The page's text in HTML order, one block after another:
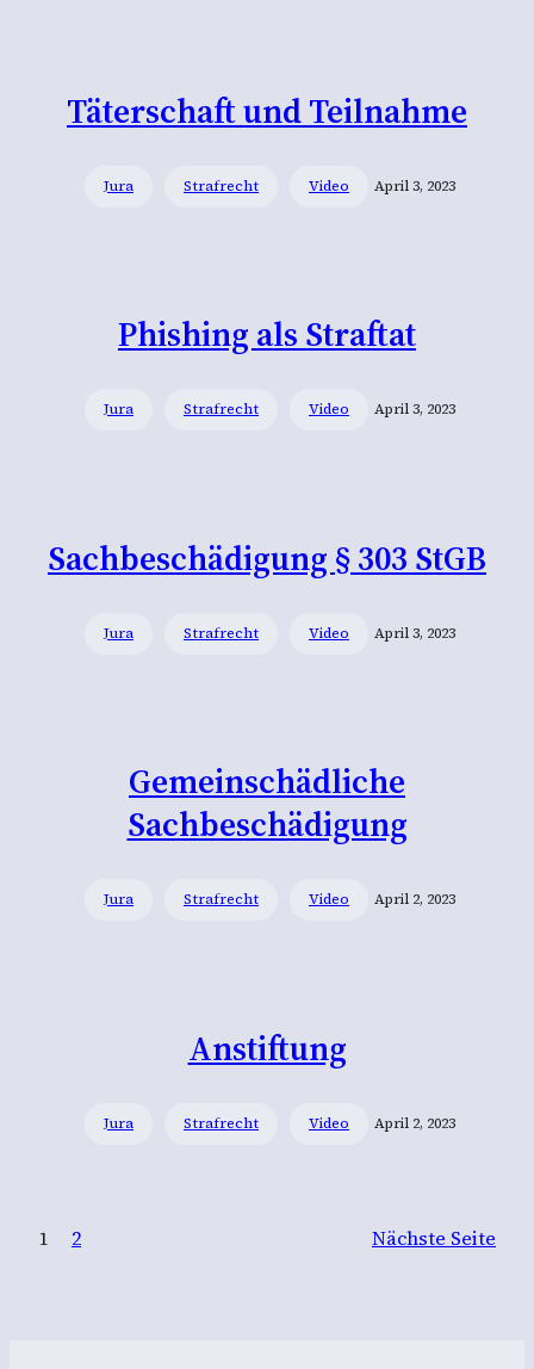
Täterschaft und Teilnahme
Jura Strafrecht Video April 3, 2023
Phishing als Straftat
Jura Strafrecht Video April 3, 2023
Sachbeschädigung § 303 StGB
Jura Strafrecht Video April 3, 2023
Gemeinschädliche
Sachbeschädigung
Jura Strafrecht Video April 2, 2023
Anstiftung
Jura Strafrecht Video April 2, 2023
1 2 Nächste Seite